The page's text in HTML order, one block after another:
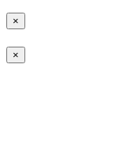
×
×